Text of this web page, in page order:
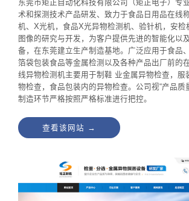
东莞市矩正自动化科技有限公司（矩正电子）专
术和探测技术产品研发、致力于食品日用品在线
机、X光机，食品X光异物检测机、验针机，安检
图像的研究与开发，为客户提供先进的智能化以
备，在东莞建立生产制造基地。广泛应用于食品
箔袋包装食品等金属检测以及各种产品出厂前的
线异物检测机主要用于制鞋 业金属异物检查，服
物检查，食品包装内的异物检查。公司视“产品质
制造环节严格按照严格标准进行把控。
查看该网站 →